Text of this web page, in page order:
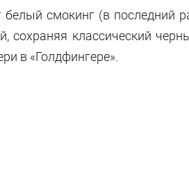
белый смокинг (в последний
сохраняя классический
в «Голдфингере».